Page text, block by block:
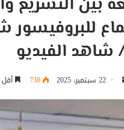
شاهد الفيديو
أرسل 22 سبتمبر، 2025 738